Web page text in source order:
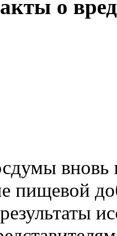
о
вновь
пищевой